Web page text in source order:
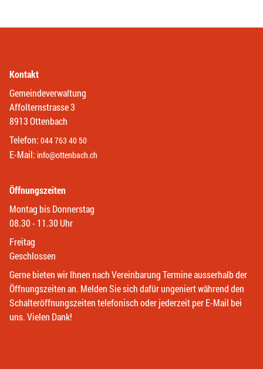
Kontakt
Gemeindeverwaltung
Affolternstrasse 3
8913 Ottenbach
Telefon: 044 763 40 50
E-Mail: info@ottenbach.ch
Öffnungszeiten
Montag bis Donnerstag
08.30 - 11.30 Uhr
Freitag
Geschlossen
Gerne bieten wir Ihnen nach Vereinbarung Termine ausserhalb der
Öffnungszeiten an. Melden Sie sich dafür ungeniert während den
Schalteröffnungszeiten telefonisch oder jederzeit per E-Mail bei
uns. Vielen Dank!